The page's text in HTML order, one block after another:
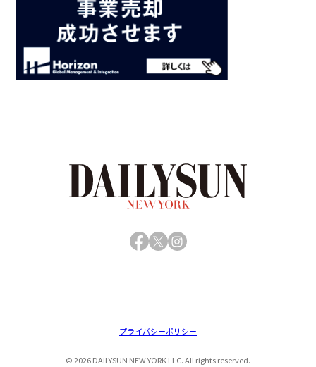
Facebook
X Instagram
© 2026 DAILYSUN NEW YORK LLC. All rights reserved.
プライバシーポリシー